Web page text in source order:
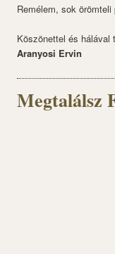
Remélem, sok
Köszönettel és hálával
Aranyosi Ervin
Megtalálsz